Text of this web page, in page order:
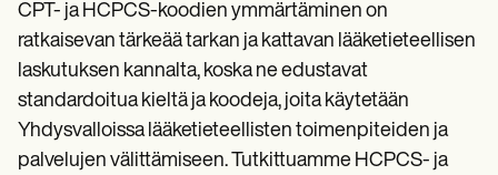
CPT- ja HCPCS-koodien ymmärtäminen on
ratkaisevan tärkeää tarkan ja kattavan lääketieteellisen
laskutuksen kannalta, koska ne edustavat
standardoitua kieltä ja koodeja, joita käytetään
Yhdysvalloissa lääketieteellisten toimenpiteiden ja
palvelujen välittämiseen. Tutkittuamme HCPCS- ja